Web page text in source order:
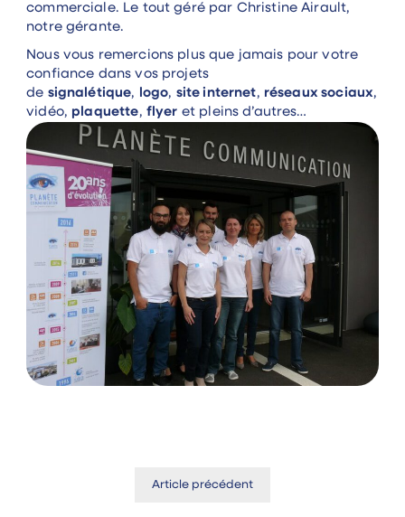
commerciale. Le tout géré par Christine Airault,
notre gérante.
Nous vous remercions plus que jamais pour votre
confiance dans vos projets
de signalétique, logo, site internet, réseaux sociaux,
vidéo, plaquette, flyer et pleins d’autres…
Article précédent